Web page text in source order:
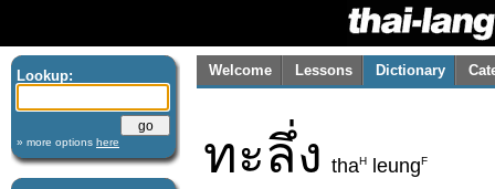
Lookup:
» more options here
Welcome Lessons Dictionary
ทะลึ่ง thaH leungF